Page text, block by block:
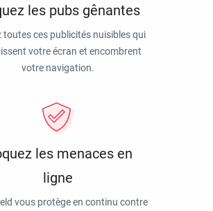
les pubs gênantes
toutes ces publicités nuisibles qui
votre écran et encombrent
votre navigation.
les menaces en
ligne
vous protège en continu contre